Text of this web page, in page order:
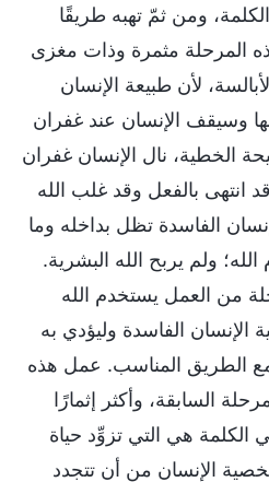
ومن ثمّ تهبه طريقًا
المرحلة مثمرة وذات مغزى
لأن طبيعة الإنسان
وسيقف الإنسان عند غفران
الخطية، نال الإنسان غفران
انتهى بالفعل وقد غلب الله
الفاسدة تظل بداخله وما
ولم يربح الله البشرية.
من العمل يستخدم الله
الفاسدة وليؤدي به
الطريق المناسب. عمل هذه
السابقة، وأكثر إثمارًا
الكلمة هي التي تزوِّد حياة
الإنسان من أن تتجدد